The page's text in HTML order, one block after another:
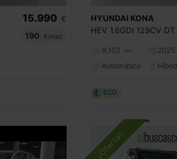
15.990 €
190
€/mes
HYUNDAI KONA
HEV 1.6GDI 129CV
9.102 km
2025
Automático
ECO